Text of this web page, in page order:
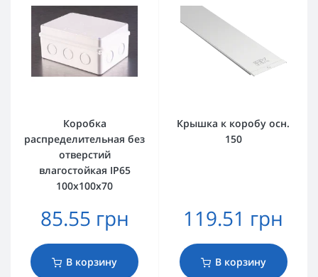
Коробка
распределительная без
отверстий
влагостойкая ІР65
100х100х70
85.55 грн
В корзину
Крышка к коробу осн.
150
119.51 грн
В корзину